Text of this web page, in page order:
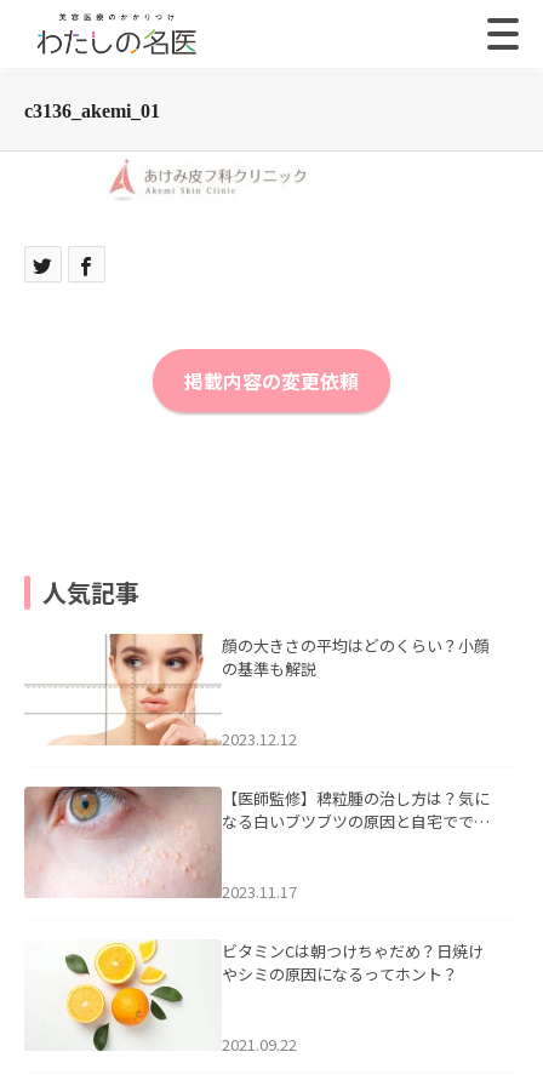
c3136_akemi_01
掲載内容の変更依頼
人気記事
顔の大きさの平均はどのくらい？小顔
の基準も解説
2023.12.12
【医師監修】稗粒腫の治し方は？気に
なる白いブツブツの原因と自宅ででき
2023.11.17
ビタミンCは朝つけちゃだめ？日焼け
やシミの原因になるってホント？
2021.09.22